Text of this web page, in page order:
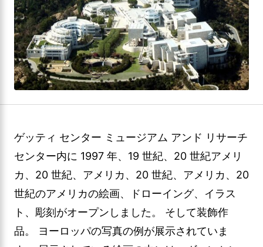
ゲッティ センター ミュージアム アンド リサーチ
センター内に 1997 年、19 世紀、20 世紀アメリ
カ、20 世紀、アメリカ、20 世紀、アメリカ、20
世紀のアメリカの絵画、ドローイング、イラス
ト、彫刻がオープンしました。 そして装飾作
品。 ヨーロッパの写真の例が展示されていま